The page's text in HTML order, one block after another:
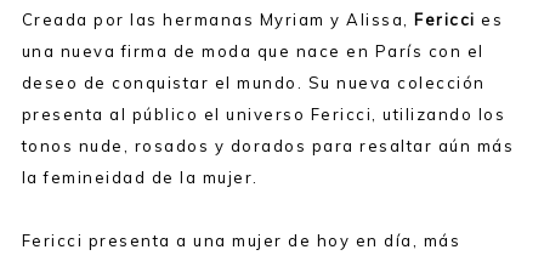
Creada por las hermanas Myriam y Alissa, Fericci es
una nueva firma de moda que nace en París con el
deseo de conquistar el mundo. Su nueva colección
presenta al público el universo Fericci, utilizando los
tonos nude, rosados y dorados para resaltar aún más
la femineidad de la mujer.
Fericci presenta a una mujer de hoy en día, más